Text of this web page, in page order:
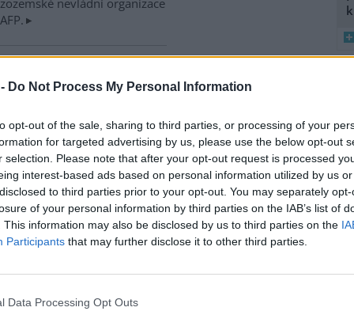
Do Not Process My Personal Information
opt-out of the sale, sharing to third parties, or processing of your
for targeted advertising by us, please use the below opt-out
selection. Please note that after your opt-out request is processed
interest-based ads based on personal information utilized by us
to third parties prior to your opt-out. You may separately
of your personal information by third parties on the IAB’s list of
This information may also be disclosed by us to third parties on the
Participants that may further disclose it to other third parties.
Data Processing Opt Outs
řeky minimální průtoky
jihočeských řekách historicky
průtok vody. Nejhorší je
v rovinatých oblastech,
na Českobudějovicku. ČTK
krajině,
12
významně zvyšují počet i